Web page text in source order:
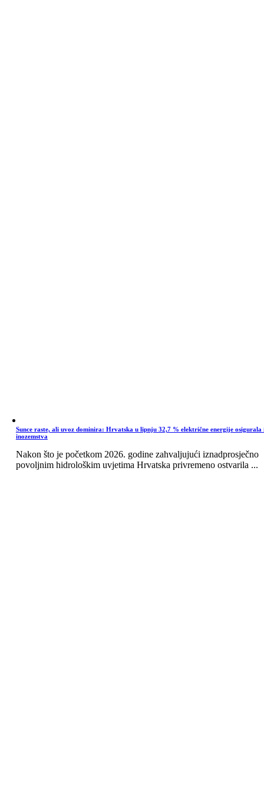
Sunce raste, ali uvoz dominira: Hrvatska u lipnju 32,7 % električne energije osigurala
inozemstva
Nakon što je početkom 2026. godine zahvaljujući iznadprosječno
povoljnim hidrološkim uvjetima Hrvatska privremeno ostvarila ...